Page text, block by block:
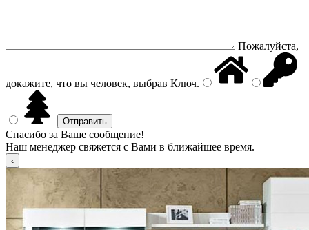
Пожалуйста,
докажите, что вы человек, выбрав Ключ.
Спасибо за Ваше сообщение!
Наш менеджер свяжется с Вами в ближайшее время.